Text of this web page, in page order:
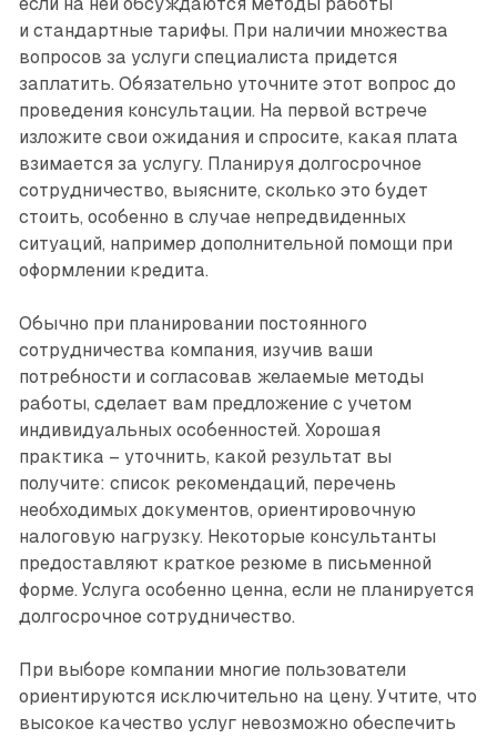
если на ней обсуждаются методы работы
и стандартные тарифы. При наличии множества
вопросов за услуги специалиста придется
заплатить. Обязательно уточните этот вопрос до
проведения консультации. На первой встрече
изложите свои ожидания и спросите, какая плата
взимается за услугу. Планируя долгосрочное
сотрудничество, выясните, сколько это будет
стоить, особенно в случае непредвиденных
ситуаций, например дополнительной помощи при
оформлении кредита.
Обычно при планировании постоянного
сотрудничества компания, изучив ваши
потребности и согласовав желаемые методы
работы, сделает вам предложение с учетом
индивидуальных особенностей. Хорошая
практика – уточнить, какой результат вы
получите: список рекомендаций, перечень
необходимых документов, ориентировочную
налоговую нагрузку. Некоторые консультанты
предоставляют краткое резюме в письменной
форме. Услуга особенно ценна, если не планируется
долгосрочное сотрудничество.
При выборе компании многие пользователи
ориентируются исключительно на цену. Учтите, что
высокое качество услуг невозможно обеспечить